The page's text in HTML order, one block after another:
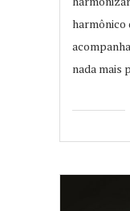
harmônico
nada mais